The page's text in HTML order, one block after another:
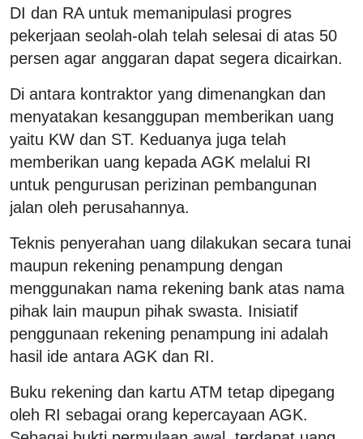
DI dan RA untuk memanipulasi progres
pekerjaan seolah-olah telah selesai di atas 50
persen agar anggaran dapat segera dicairkan.
Di antara kontraktor yang dimenangkan dan
menyatakan kesanggupan memberikan uang
yaitu KW dan ST. Keduanya juga telah
memberikan uang kepada AGK melalui RI
untuk pengurusan perizinan pembangunan
jalan oleh perusahannya.
Teknis penyerahan uang dilakukan secara tunai
maupun rekening penampung dengan
menggunakan nama rekening bank atas nama
pihak lain maupun pihak swasta. Inisiatif
penggunaan rekening penampung ini adalah
hasil ide antara AGK dan RI.
Buku rekening dan kartu ATM tetap dipegang
oleh RI sebagai orang kepercayaan AGK.